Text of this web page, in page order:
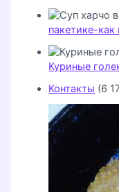
пакетике-как
Куриные
Контакты (6